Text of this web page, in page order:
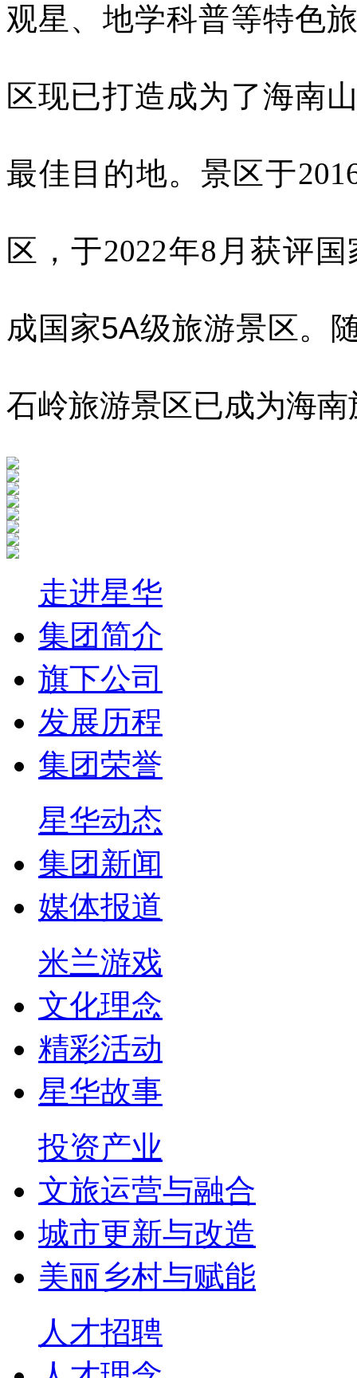
观星、地学科普等特色
区现已打造成为了海南
最佳目的地。景区于
区，于2022年8 月获评国
成国家5A级旅游景区。
石岭旅游景区已成为海
走进星华
集团简介
旗下公司
发展历程
集团荣誉
星华动态
集团新闻
媒体报道
米兰游戏
文化理念
精彩活动
星华故事
投资产业
文旅运营与融合
城市更新与改造
美丽乡村与赋能
人才招聘